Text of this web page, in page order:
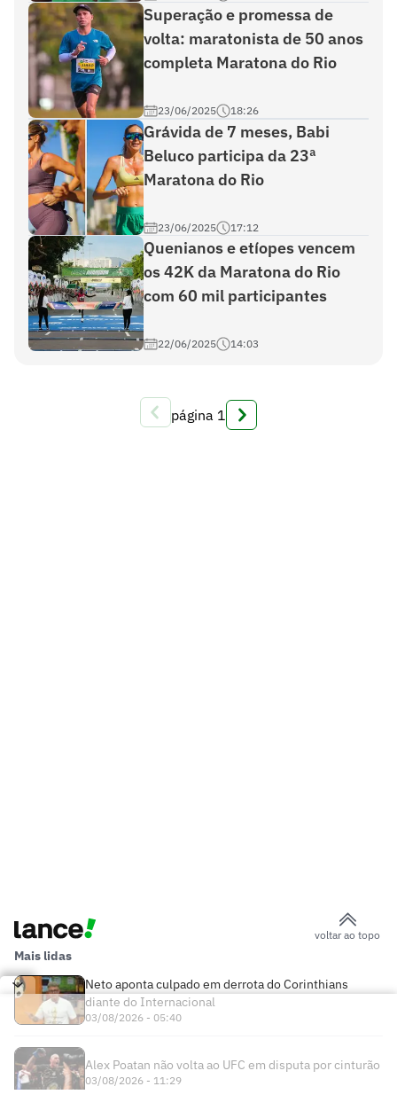
Superação e promessa de
volta: maratonista de 50 anos
completa Maratona do Rio
23/06/2025 18:26
Grávida de 7 meses, Babi
Beluco participa da 23ª
Maratona do Rio
23/06/2025 17:12
Quenianos e etíopes vencem
os 42K da Maratona do Rio
com 60 mil participantes
22/06/2025 14:03
página 1
voltar ao topo
Mais lidas
Neto aponta culpado em derrota do Corinthians
diante do Internacional
03/08/2026 - 05:40
Alex Poatan não volta ao UFC em disputa por cinturão
03/08/2026 - 11:29